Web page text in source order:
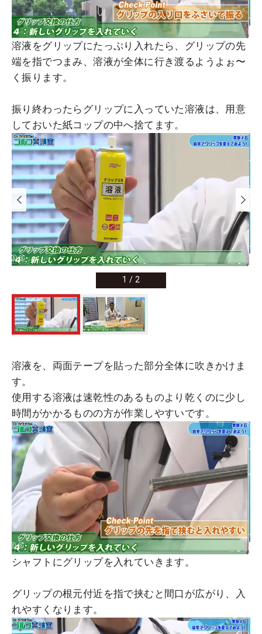
溶液をグリップにたっぷり入れたら、グリップの先
端を指でつまみ、溶液が全体に行き渡るようよぉ〜
く振ります。
振り終わったらグリップに入っていた溶液は、用意
しておいた紙コップの中へ捨てます。
1 / 2
溶液を、両面テープを貼った部分全体に吹きかけま
す。
使用する溶液は速乾性のあるものより乾くのに少し
時間がかかるものの方が作業しやすいです。
シャフトにグリップを入れていきます。
グリップの根元付近を指で挟むと間口が広がり、入
れやすくなります。